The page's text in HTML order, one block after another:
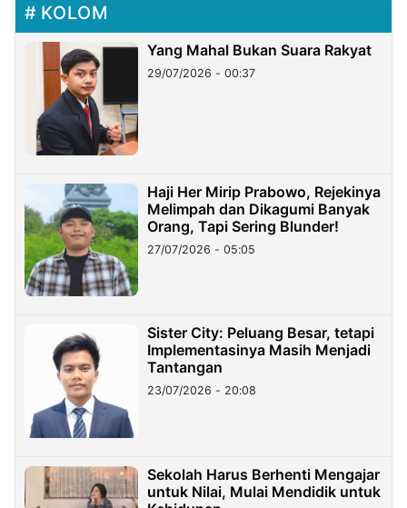
KOLOM
Yang Mahal Bukan Suara Rakyat
29/07/2026 - 00:37
Haji Her Mirip Prabowo, Rejekinya
Melimpah dan Dikagumi Banyak
Orang, Tapi Sering Blunder!
27/07/2026 - 05:05
Sister City: Peluang Besar, tetapi
Implementasinya Masih Menjadi
Tantangan
23/07/2026 - 20:08
Sekolah Harus Berhenti Mengajar
untuk Nilai, Mulai Mendidik untuk